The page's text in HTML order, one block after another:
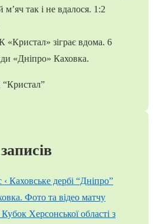
м’яч так і не вдалося. 1:2
зіграє вдома. 6
«Дніпро» Каховка.
‹ Каховське дербі “Дніпро”
Фото та відео матчу
Кубок Херсонської області з